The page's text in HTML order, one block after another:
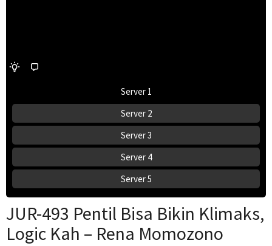
Server 1
Server 2
Server 3
Server 4
Server 5
JUR-493 Pentil Bisa Bikin Klimaks,
Logic Kah – Rena Momozono